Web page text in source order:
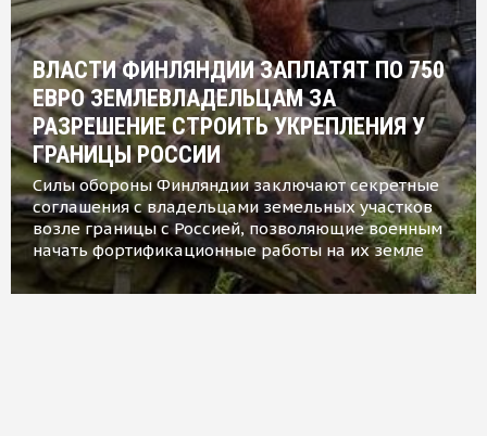
ВЛАСТИ ФИНЛЯНДИИ ЗАПЛАТЯТ ПО 750
ЕВРО ЗЕМЛЕВЛАДЕЛЬЦАМ ЗА
РАЗРЕШЕНИЕ СТРОИТЬ УКРЕПЛЕНИЯ У
ГРАНИЦЫ РОССИИ
Силы обороны Финляндии заключают секретные
соглашения с владельцами земельных участков
возле границы с Россией, позволяющие военным
начать фортификационные работы на их земле